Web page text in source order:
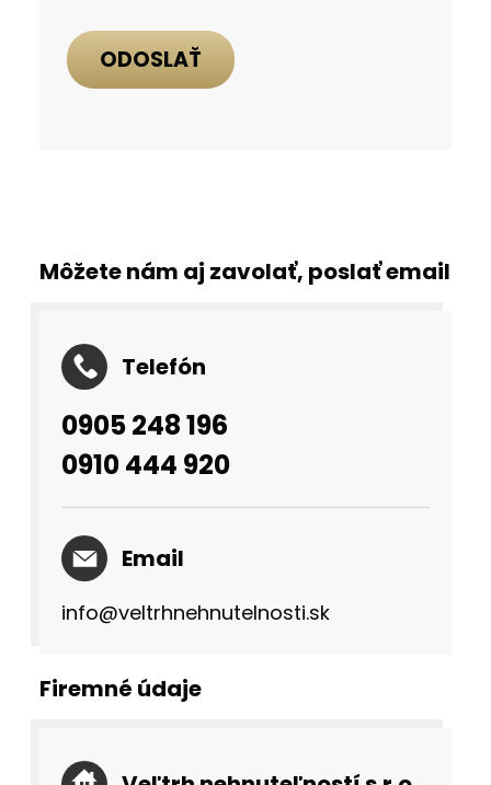
Môžete nám aj zavolať, poslať email
Telefón
0905 248 196
0910 444 920
Email
info@veltrhnehnutelnosti.sk
Firemné údaje